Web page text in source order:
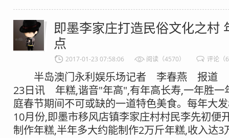
即墨李家庄打造民俗文化之村
点
2017-01-23 07:58:06 阅读（4570） 评论（
半岛澳门永利娱乐场记者 李春燕 报道
23日讯 年糕,谐音"年高",有年高长寿,一年胜一
庭春节期间不可或缺的一道特色美食。每年大
10月份,即墨市移风店镇李家庄村村民李先初便
制作年糕,半年多大约能制作2万斤年糕,收入达3